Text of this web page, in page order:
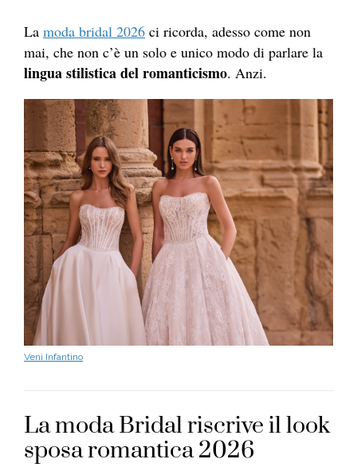
La moda bridal 2026 ci ricorda, adesso come non
mai, che non c’è un solo e unico modo di parlare la
lingua stilistica del romanticismo. Anzi.
Veni Infantino
La moda Bridal riscrive il look
sposa romantica 2026